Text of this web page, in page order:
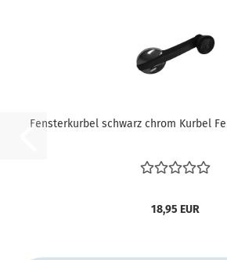
Fensterkurbel schwarz chrom Kurbel
18,95 EUR